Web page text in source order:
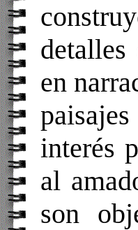
en
interés
al
son